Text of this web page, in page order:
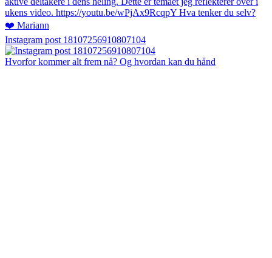
Instagram post 18107256910807104
Hvorfor kommer alt frem nå? Og hvordan kan du hånd